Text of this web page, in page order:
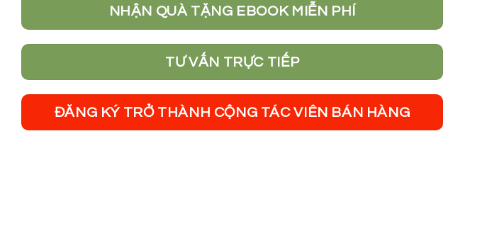
NHẬN QUÀ TẶNG EBOOK MIỄN PHÍ
TƯ VẤN TRỰC TIẾP
ĐĂNG KÝ TRỞ THÀNH CỘNG TÁC VIÊN BÁN HÀNG